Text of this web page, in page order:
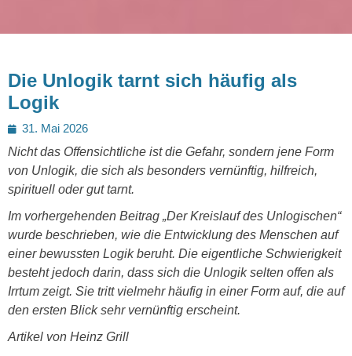
Die Unlogik tarnt sich häufig als
Logik
Posted
on
31. Mai 2026
Nicht das Offensichtliche ist die Gefahr, sondern jene Form
von Unlogik, die sich als besonders vernünftig, hilfreich,
spirituell oder gut tarnt.
Im vorhergehenden Beitrag „Der Kreislauf des Unlogischen“
wurde beschrieben, wie die Entwicklung des Menschen auf
einer bewussten Logik beruht. Die eigentliche Schwierigkeit
besteht jedoch darin, dass sich die Unlogik selten offen als
Irrtum zeigt. Sie tritt vielmehr häufig in einer Form auf, die auf
den ersten Blick sehr vernünftig erscheint.
Artikel von Heinz Grill